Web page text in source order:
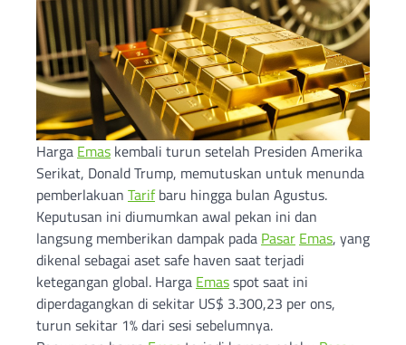
Harga Emas kembali turun setelah Presiden Amerika
Serikat, Donald Trump, memutuskan untuk menunda
pemberlakuan Tarifbaru hingga bulan Agustus.
Keputusan ini diumumkan awal pekan ini dan
langsung memberikan dampak pada Pasar Emas, yang
dikenal sebagai aset safe haven saat terjadi
ketegangan global. Harga Emasspot saat ini
diperdagangkan di sekitar US$ 3.300,23 per ons,
turun sekitar 1% dari sesi sebelumnya.